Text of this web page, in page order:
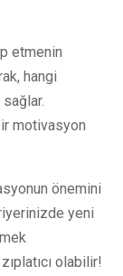
etmenin
hangi
motivasyon
önemini
yeni
olabilir!